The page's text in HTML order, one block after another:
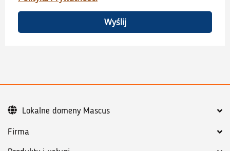
Wyślij
Firma
Lokalne domeny Mascus